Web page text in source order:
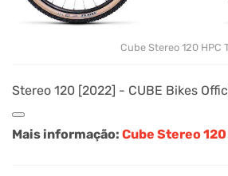
Cube Stereo 120 HPC
Stereo 120 [2022] - CUBE Bikes
Mais informação: Cube Stereo 120